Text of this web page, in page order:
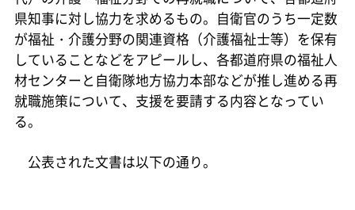
県知事に対し協力を求めるもの。自衛官のうち一定数
が福祉・介護分野の関連資格（介護福祉士等）を保有
していることなどをアピールし、各都道府県の福祉人
材センターと自衛隊地方協力本部などが推し進める再
就職施策について、支援を要請する内容となってい
る。
公表された文書は以下の通り。